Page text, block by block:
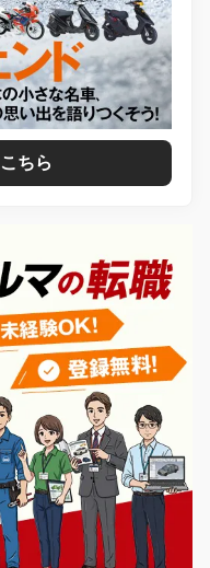
ちら